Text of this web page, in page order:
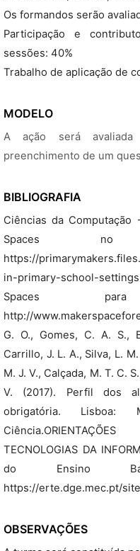
Os formandos serão
Participação e
sessões: 40%
Trabalho de aplicação de
MODELO
A ação será
preenchimento de um
BIBLIOGRAFIA
Ciências da
Spaces no
https://
in-primary-school-
Spaces
http://
G. O., Gomes, C. A. S.,
Carrillo, J. L. A., Silva, L.
M. J. V., Calçada, M. T. C.
V. (2017). Perfil dos
obrigatória. Lisboa:
TECNOLOGIAS DA
do Ensino
https://erte.dge.mec.pt/
OBSERVAÇÕES